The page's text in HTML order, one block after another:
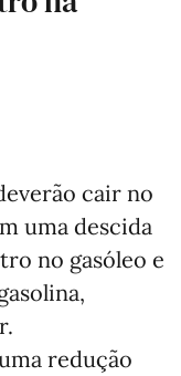
cair no
uma descida
no gasóleo e
redução